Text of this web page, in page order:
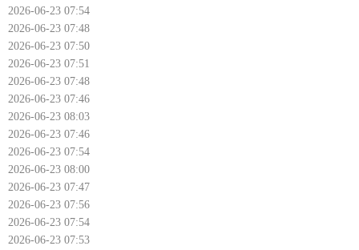
2026-06-23 07:54
2026-06-23 07:48
2026-06-23 07:50
2026-06-23 07:51
2026-06-23 07:48
2026-06-23 07:46
2026-06-23 08:03
2026-06-23 07:46
2026-06-23 07:54
2026-06-23 08:00
2026-06-23 07:47
2026-06-23 07:56
2026-06-23 07:54
2026-06-23 07:53